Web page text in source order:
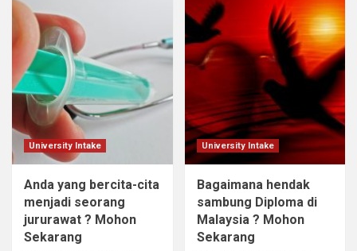
University Intake
Anda yang bercita-cita
menjadi seorang
jururawat ? Mohon
Sekarang
University Intake
Bagaimana hendak
sambung Diploma di
Malaysia ? Mohon
Sekarang